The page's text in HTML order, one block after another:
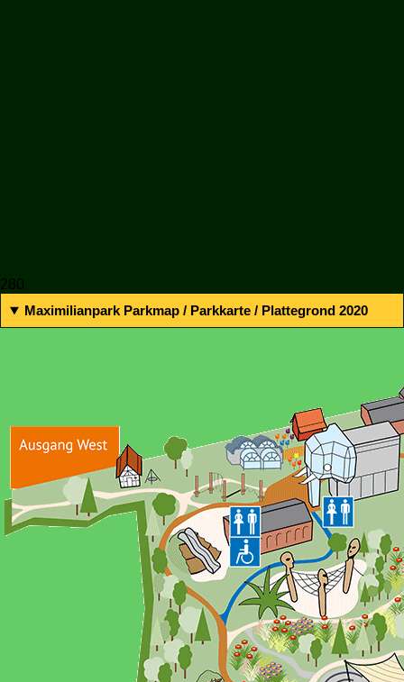
280
Maximilianpark Parkmap / Parkkarte / Plattegrond 2020